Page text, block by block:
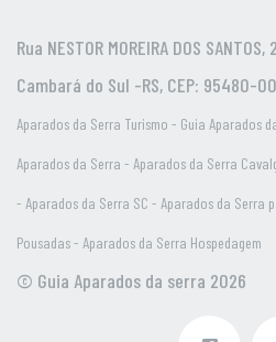
Rua NESTOR MOREIRA DOS
Cambará do Sul -RS, CEP: 95480-
Aparados da Serra Turismo - Guia Aparados
Aparados da Serra - Aparados da Serra
- Aparados da Serra SC - Aparados da Serra
Pousadas - Aparados da Serra Hospedagem
© Guia Aparados da serra 2026